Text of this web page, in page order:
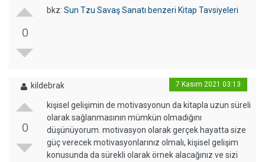
0
bkz: Sun Tzu Savaş Sanatı benzeri Kitap Tavsiyeleri
kildebrak 7 Kasım 2021 03:13
0
kişisel gelişimin de motivasyonun da kitapla uzun süreli
olarak sağlanmasının mümkün olmadığını
düşünüyorum. motivasyon olarak gerçek hayatta size
güç verecek motivasyonlarınız olmalı, kişisel gelişim
konusunda da sürekli olarak örnek alacağınız ve sizi